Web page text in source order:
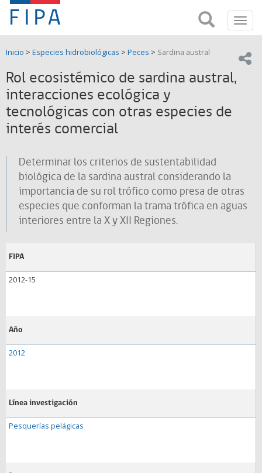
Fondo
de
Investigación
Pesquera
y
Acuicultura
SUBPESCA
FIPA;
Fondo
Investigación
y
de
Acuicultira
Inicio > Especies hidrobiológicas > Peces > Sardina austral
Rol ecosistémico de sardina austral,
interacciones ecológica y
tecnológicas con otras especies de
interés comercial
Determinar los criterios de sustentabilidad
biológica de la sardina austral considerando la
importancia de su rol trófico como presa de otras
especies que conforman la trama trófica en aguas
interiores entre la X y XII Regiones.
FIPA
2012-15
Año
2012
Línea investigación
Pesquerías pelágicas